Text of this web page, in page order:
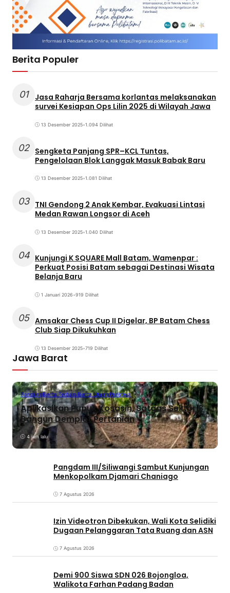
Berita Populer
01
Jasa Raharja Bersama korlantas melaksanakan
survei Kesiapan Ops Lilin 2025 di Wilayah Jawa
13 Desember 2025•1.094 Dilihat
02 Sengketa Panjang SPR–KCL Tuntas,
Pengelolaan Blok Langgak Masuk Babak Baru
13 Desember 2025•1.081 Dilihat
03 TNI Gendong 2 Anak Kembar, Evakuasi Lintasi
Medan Rawan Longsor di Aceh
13 Desember 2025•1.040 Dilihat
04 Kunjungi K SQUARE Mall Batam, Wamenpar :
Perkuat Posisi Batam sebagai Destinasi Wisata
Belanja Baru
1 Januari 2026•919 Dilihat
05 Amsakar Chess Cup II Digelar, BP Batam Chess
Club Siap Dikukuhkan
13 Desember 2025•719 Dilihat
Jawa Barat
BandungBerita TerbaruBerita UtamaPeristiwa
Aplikasikan Pupuk Kosasih, Satgas Sektor 8
Bangun Demplot Pertanian
4 jam lalu
Pangdam III/Siliwangi Sambut Kunjungan
Menkopolkam Djamari Chaniago
7 Agustus 2026
Izin Videotron Dibekukan, Wali Kota Selidiki
Dugaan Pelanggaran Tata Ruang dan ASN
7 Agustus 2026
Demi 900 Siswa SDN 026 Bojongloa,
Walikota Farhan Padang Badan